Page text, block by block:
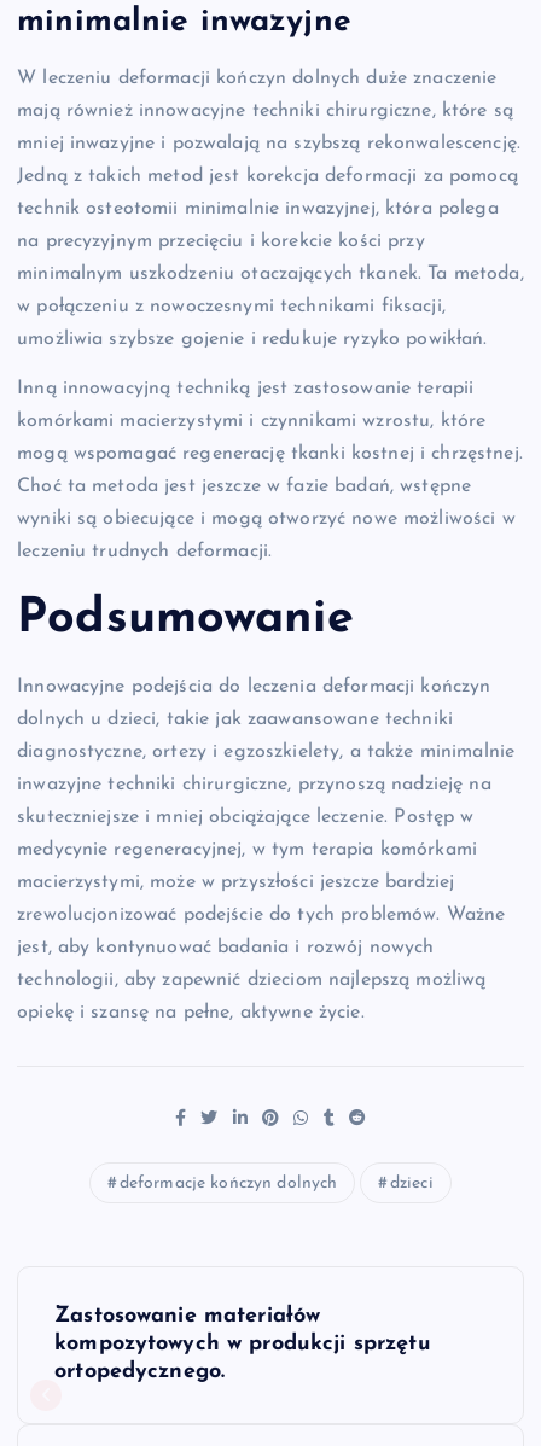
minimalnie inwazyjne
W leczeniu deformacji kończyn dolnych duże znaczenie
mają również innowacyjne techniki chirurgiczne, które są
mniej inwazyjne i pozwalają na szybszą rekonwalescencję.
Jedną z takich metod jest korekcja deformacji za pomocą
technik osteotomii minimalnie inwazyjnej, która polega
na precyzyjnym przecięciu i korekcie kości przy
minimalnym uszkodzeniu otaczających tkanek. Ta metoda,
w połączeniu z nowoczesnymi technikami fiksacji,
umożliwia szybsze gojenie i redukuje ryzyko powikłań.
Inną innowacyjną techniką jest zastosowanie terapii
komórkami macierzystymi i czynnikami wzrostu, które
mogą wspomagać regenerację tkanki kostnej i chrzęstnej.
Choć ta metoda jest jeszcze w fazie badań, wstępne
wyniki są obiecujące i mogą otworzyć nowe możliwości w
leczeniu trudnych deformacji.
Podsumowanie
Innowacyjne podejścia do leczenia deformacji kończyn
dolnych u dzieci, takie jak zaawansowane techniki
diagnostyczne, ortezy i egzoszkielety, a także minimalnie
inwazyjne techniki chirurgiczne, przynoszą nadzieję na
skuteczniejsze i mniej obciążające leczenie. Postęp w
medycynie regeneracyjnej, w tym terapia komórkami
macierzystymi, może w przyszłości jeszcze bardziej
zrewolucjonizować podejście do tych problemów. Ważne
jest, aby kontynuować badania i rozwój nowych
technologii, aby zapewnić dzieciom najlepszą możliwą
opiekę i szansę na pełne, aktywne życie.
deformacje kończyn dolnych dzieci
NZastosowanie materiałów
kompozytowych w produkcji sprzętu
ortopedycznego.